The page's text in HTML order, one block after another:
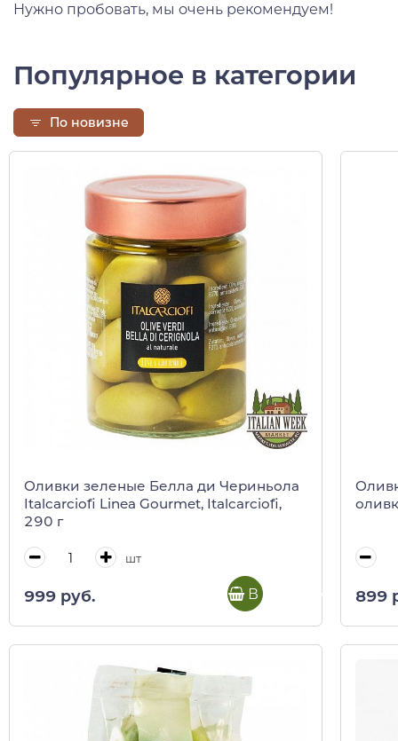
Нужно пробовать, мы очень рекомендуем!
Популярное в категории
По новизне
Оливки зеленые Белла ди Чериньола
Italcarciofi Linea Gourmet, Italcarciofi,
290 г
шт
999 руб. В корзину 899